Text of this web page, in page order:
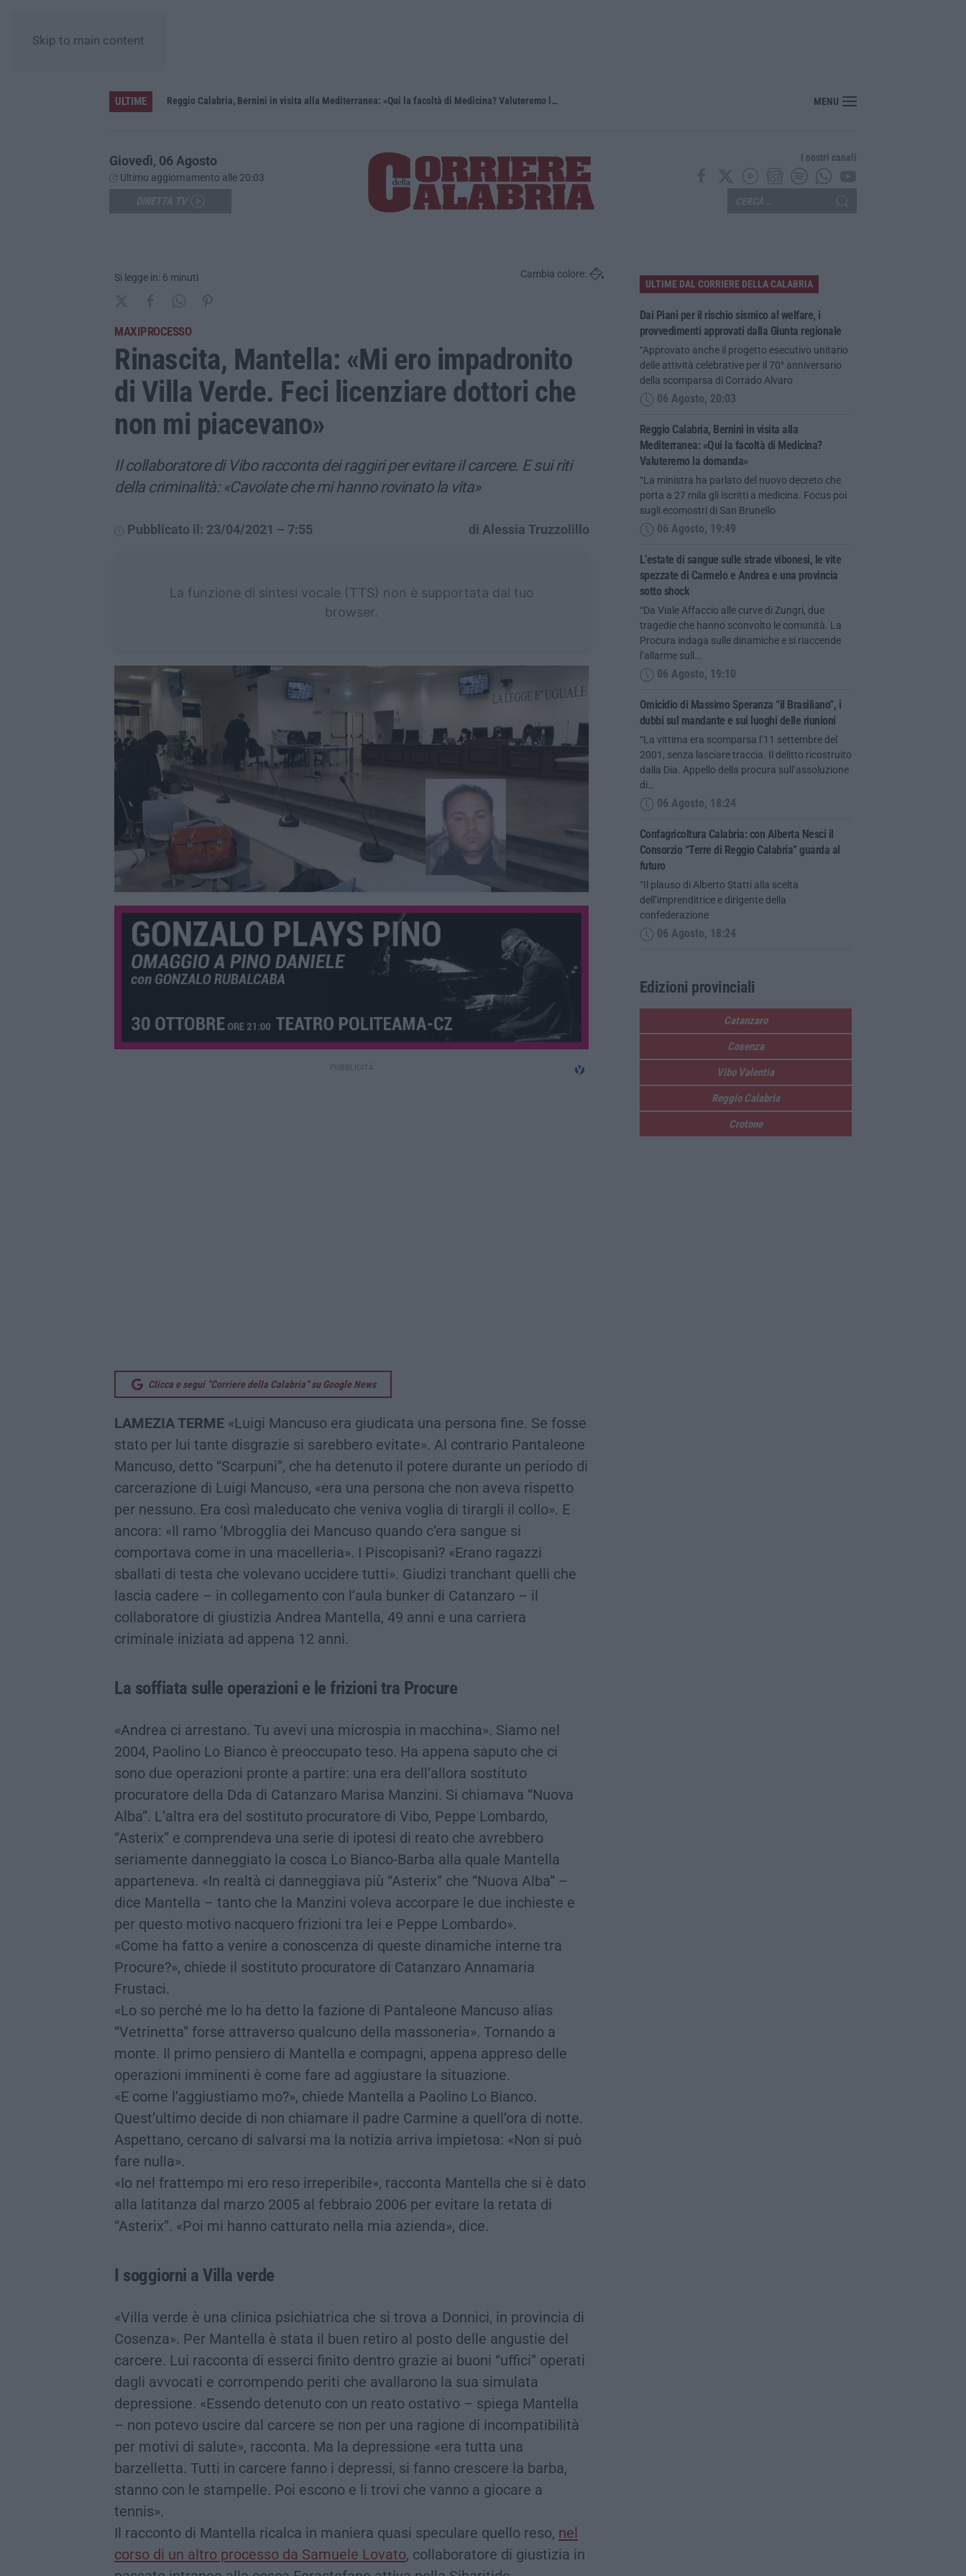
Skip to main content
ULTIME Reggio Calabria, Bernini in visita alla Mediterranea: «Qui la facoltà di Medicina? Valuteremo la domanda» MENU
Giovedì, 06 Agosto
Ultimo aggiornamento alle 20:03
I nostri canali
Si legge in: 6 minuti Cambia colore:
MAXIPROCESSO
Rinascita, Mantella: «Mi ero impadronito
di Villa Verde. Feci licenziare dottori che
non mi piacevano»
Il collaboratore di Vibo racconta dei raggiri per evitare il carcere. E sui riti
della criminalità: «Cavolate che mi hanno rovinato la vita»
Pubblicato il: 23/04/2021 – 7:55 di Alessia Truzzolillo
La funzione di sintesi vocale (TTS) non è supportata dal tuo
browser.
Clicca e segui “Corriere della Calabria” su Google News
LAMEZIA TERME «Luigi Mancuso era giudicata una persona fine. Se fosse
stato per lui tante disgrazie si sarebbero evitate». Al contrario Pantaleone
Mancuso, detto “Scarpuni”, che ha detenuto il potere durante un periodo di
carcerazione di Luigi Mancuso, «era una persona che non aveva rispetto
per nessuno. Era così maleducato che veniva voglia di tirargli il collo». E
ancora: «Il ramo ‘Mbrogglia dei Mancuso quando c’era sangue si
comportava come in una macelleria». I Piscopisani? «Erano ragazzi
sballati di testa che volevano uccidere tutti». Giudizi tranchant quelli che
lascia cadere – in collegamento con l’aula bunker di Catanzaro – il
collaboratore di giustizia Andrea Mantella, 49 anni e una carriera
criminale iniziata ad appena 12 anni.
La soffiata sulle operazioni e le frizioni tra Procure
«Andrea ci arrestano. Tu avevi una microspia in macchina». Siamo nel
2004, Paolino Lo Bianco è preoccupato teso. Ha appena saputo che ci
sono due operazioni pronte a partire: una era dell’allora sostituto
procuratore della Dda di Catanzaro Marisa Manzini. Si chiamava “Nuova
Alba”. L’altra era del sostituto procuratore di Vibo, Peppe Lombardo,
“Asterix” e comprendeva una serie di ipotesi di reato che avrebbero
seriamente danneggiato la cosca Lo Bianco-Barba alla quale Mantella
apparteneva. «In realtà ci danneggiava più “Asterix” che “Nuova Alba” –
dice Mantella – tanto che la Manzini voleva accorpare le due inchieste e
per questo motivo nacquero frizioni tra lei e Peppe Lombardo».
«Come ha fatto a venire a conoscenza di queste dinamiche interne tra
Procure?», chiede il sostituto procuratore di Catanzaro Annamaria
Frustaci.
«Lo so perché me lo ha detto la fazione di Pantaleone Mancuso alias
“Vetrinetta” forse attraverso qualcuno della massoneria». Tornando a
monte. Il primo pensiero di Mantella e compagni, appena appreso delle
operazioni imminenti è come fare ad aggiustare la situazione.
«E come l’aggiustiamo mo?», chiede Mantella a Paolino Lo Bianco.
Quest’ultimo decide di non chiamare il padre Carmine a quell’ora di notte.
Aspettano, cercano di salvarsi ma la notizia arriva impietosa: «Non si può
fare nulla».
«Io nel frattempo mi ero reso irreperibile», racconta Mantella che si è dato
alla latitanza dal marzo 2005 al febbraio 2006 per evitare la retata di
“Asterix”. «Poi mi hanno catturato nella mia azienda», dice.
I soggiorni a Villa verde
«Villa verde è una clinica psichiatrica che si trova a Donnici, in provincia di
Cosenza». Per Mantella è stata il buen retiro al posto delle angustie del
carcere. Lui racconta di esserci finito dentro grazie ai buoni “uffici” operati
dagli avvocati e corrompendo periti che avallarono la sua simulata
depressione. «Essendo detenuto con un reato ostativo – spiega Mantella
– non potevo uscire dal carcere se non per una ragione di incompatibilità
per motivi di salute», racconta. Ma la depressione «era tutta una
barzelletta. Tutti in carcere fanno i depressi, si fanno crescere la barba,
stanno con le stampelle. Poi escono e li trovi che vanno a giocare a
tennis».
Il racconto di Mantella ricalca in maniera quasi speculare quello reso, nel
corso di un altro processo da Samuele Lovato, collaboratore di giustizia in
ULTIME DAL CORRIERE DELLA CALABRIA
Dai Piani per il rischio sismico al welfare, i
provvedimenti approvati dalla Giunta regionale
“Approvato anche il progetto esecutivo unitario
delle attività celebrative per il 70° anniversario
della scomparsa di Corrado Alvaro
06 Agosto, 20:03
Reggio Calabria, Bernini in visita alla
Mediterranea: «Qui la facoltà di Medicina?
Valuteremo la domanda»
“La ministra ha parlato del nuovo decreto che
porta a 27 mila gli iscritti a medicina. Focus poi
sugli ecomostri di San Brunello
06 Agosto, 19:49
L’estate di sangue sulle strade vibonesi, le vite
spezzate di Carmelo e Andrea e una provincia
sotto shock
“Da Viale Affaccio alle curve di Zungri, due
tragedie che hanno sconvolto le comunità. La
Procura indaga sulle dinamiche e si riaccende
l’allarme sull…
06 Agosto, 19:10
Omicidio di Massimo Speranza “il Brasiliano”, i
dubbi sul mandante e sui luoghi delle riunioni
“La vittima era scomparsa l’11 settembre del
2001, senza lasciare traccia. Il delitto ricostruito
dalla Dia. Appello della procura sull’assoluzione
di…
06 Agosto, 18:24
Confagricoltura Calabria: con Alberta Nesci il
Consorzio “Terre di Reggio Calabria” guarda al
futuro
“Il plauso di Alberto Statti alla scelta
dell’imprenditrice e dirigente della
confederazione
06 Agosto, 18:24
Edizioni provinciali
Catanzaro
Cosenza
Vibo Valentia
Reggio Calabria
Crotone